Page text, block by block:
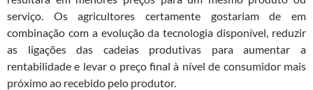
serviço. Os agricultores certamente gostariam de em
combinação com a evolução da tecnologia disponível, reduzir
as ligações das cadeias produtivas para aumentar a
rentabilidade e levar o preço final à nível de consumidor mais
próximo ao recebido pelo produtor.